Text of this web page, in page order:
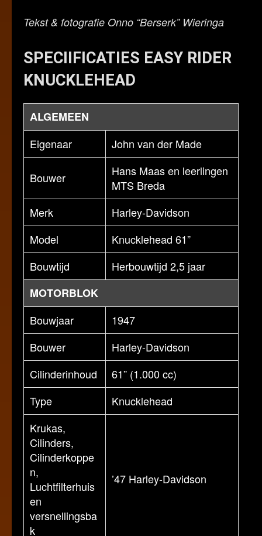
Tekst & fotografie Onno “Berserk” Wieringa
SPECIIFICATIES EASY RIDER
KNUCKLEHEAD
ALGEMEEN
Eigenaar
John van der Made
Bouwer
Hans Maas en leerlingen
MTS Breda
Merk
Harley-Davidson
Model
Knucklehead 61”
Bouwtijd
Herbouwtijd 2,5 jaar
MOTORBLOK
Bouwjaar
1947
Bouwer
Harley-Davidson
Cilinderinhoud
61” (1.000 cc)
Type
Knucklehead
Krukas,
Cilinders,
Cilinderkoppe
n,
Luchtfilterhuis
en
versnellingsba
k
’47 Harley-Davidson